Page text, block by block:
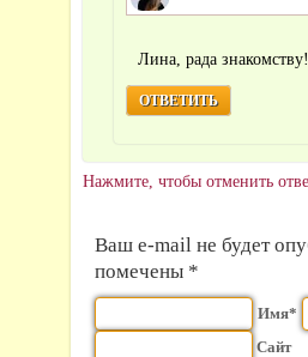
Лина, рада
ОТВЕТИТЬ
Нажмите, чтобы отменить
Ваш e-mail не будет
помечены *
Имя*
Сайт